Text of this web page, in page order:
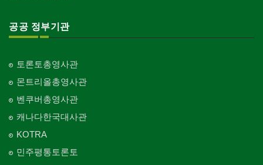
공공 정부기관
토론토총영사관
몬트리올총영사관
벤쿠버총영사관
캐나다한국대사관
KOTRA
민주평통토론토